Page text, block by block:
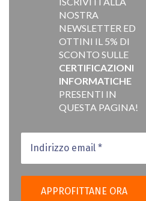
NOSTRA
NEWSLETTER ED
OTTINI IL 5% DI
SCONTO SULLE
CERTIFICAZIONI
INFORMATICHE
PRESENTI IN
QUESTA PAGINA!